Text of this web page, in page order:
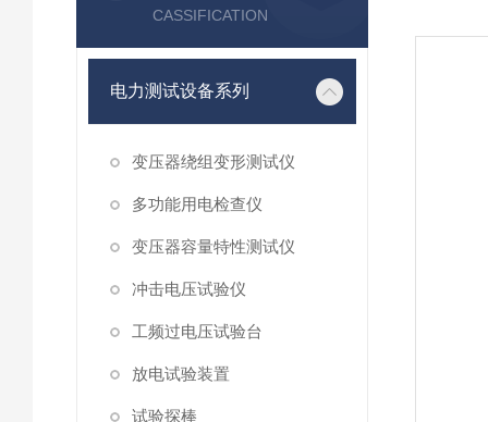
CASSIFICATION
电力测试设备系列
变压器绕组变形测试仪
多功能用电检查仪
变压器容量特性测试仪
冲击电压试验仪
工频过电压试验台
放电试验装置
试验探棒